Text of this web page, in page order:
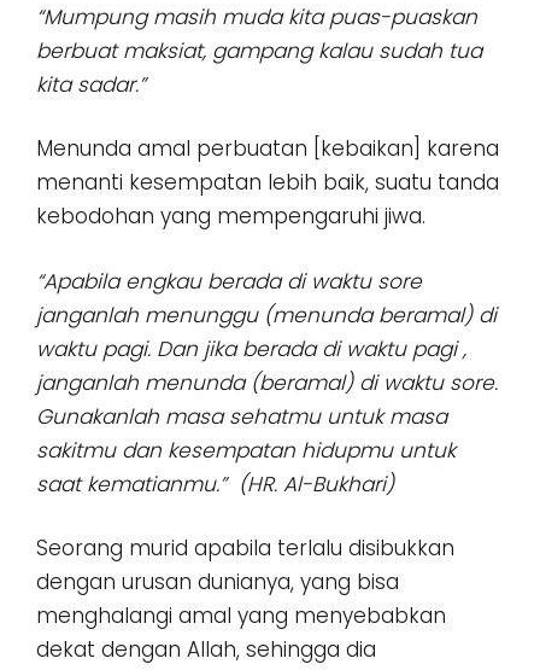
“Mumpung masih muda kita puas-puaskan
berbuat maksiat, gampang kalau sudah tua
kita sadar.”
Menunda amal perbuatan [kebaikan] karena
menanti kesempatan lebih baik, suatu tanda
kebodohan yang mempengaruhi jiwa.
“Apabila engkau berada di waktu sore
janganlah menunggu (menunda beramal) di
waktu pagi. Dan jika berada di waktu pagi ,
janganlah menunda (beramal) di waktu sore.
Gunakanlah masa sehatmu untuk masa
sakitmu dan kesempatan hidupmu untuk
saat kematianmu.” (HR. Al-Bukhari)
Seorang murid apabila terlalu disibukkan
dengan urusan dunianya, yang bisa
menghalangi amal yang menyebabkan
dekat dengan Allah, sehingga dia